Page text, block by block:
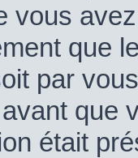
vous
que
par
que
était